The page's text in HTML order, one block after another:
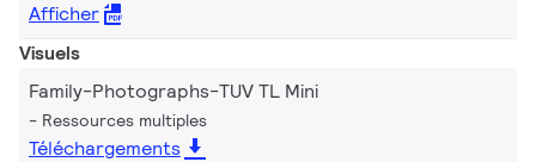
Afficher
Visuels
Family-Photographs-TUV TL Mini
Ressources multiples
Téléchargements